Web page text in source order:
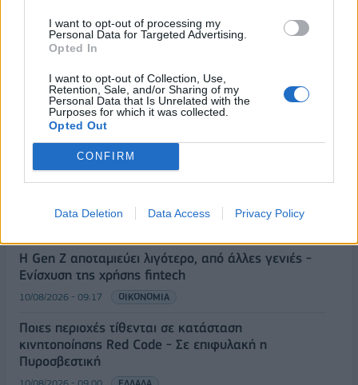
I want to opt-out of processing my
Personal Data for Targeted Advertising.
Opted In
I want to opt-out of Collection, Use,
Retention, Sale, and/or Sharing of my
Personal Data that Is Unrelated with the
Purposes for which it was collected.
Opted Out
CONFIRM
Data Deletion Data Access Privacy Policy
ΡΟΗ ΕΙΔΗΣΕΩΝ
Ανασφάλιστα ΙΧ: Ψηφιακό «σαφάρι» προστίμων και
έλεγχος ενστάσεων με AI
Η Gen Z αποταμιεύει λιγότερο, από άλλες γενιές -
Ενίσχυση της χρήσης fintech
10/08/2026 - 09:17 ΟΙΚΟΝΟΜΙΑ
Ποιες περιοχές τίθενται σε κατάσταση
κινητοποίησης Red Code - Σε επιφυλακή η
Πυροσβεστική